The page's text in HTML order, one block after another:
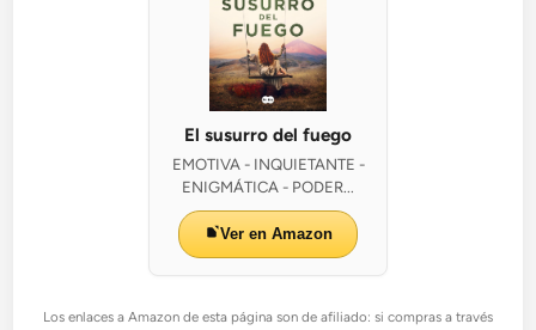
El susurro del fuego
EMOTIVA - INQUIETANTE -
ENIGMÁTICA - PODER...
Ver en Amazon
Los enlaces a Amazon de esta página son de afiliado: si compras a través